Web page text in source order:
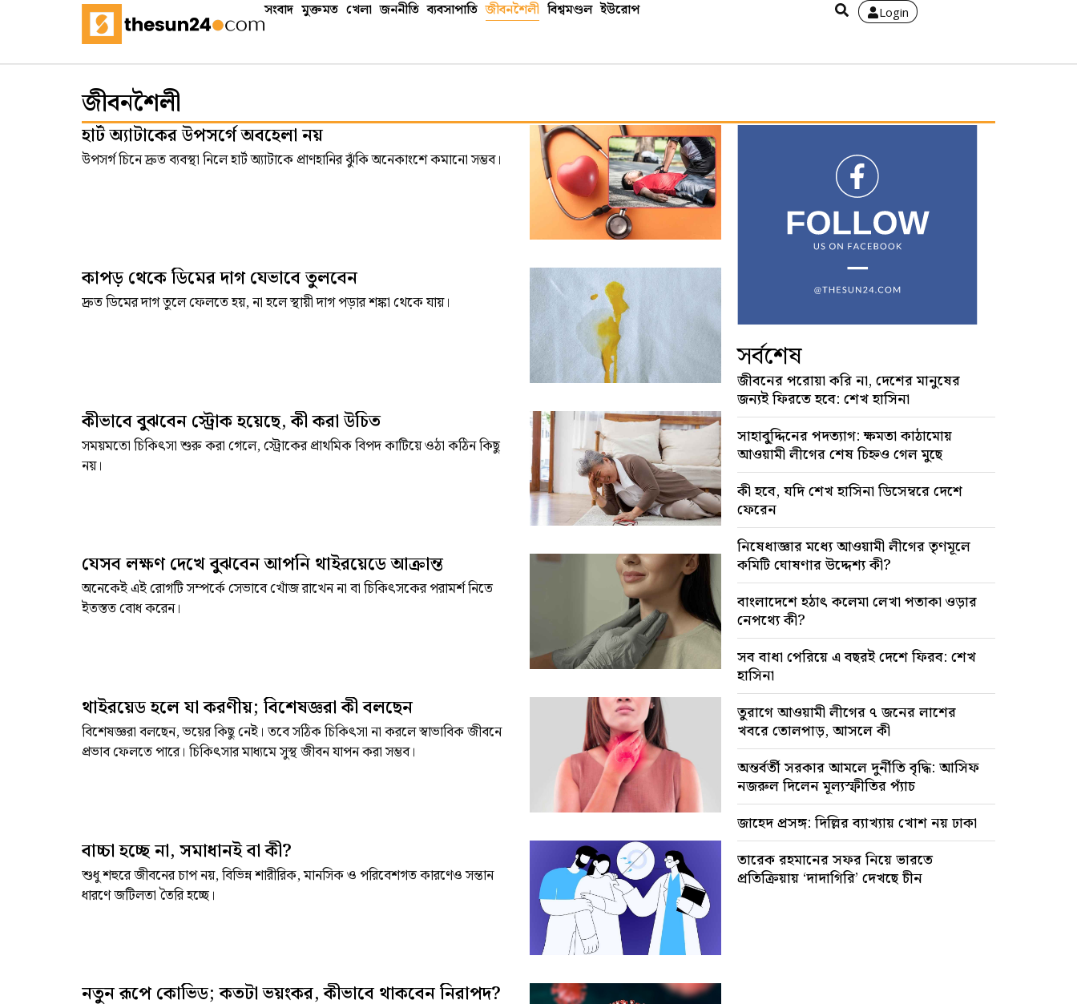
সংবাদ মুক্তমত খেলা জননীতি ব্যবসাপাতি জীবনশৈলী বিশ্বমণ্ডল ইউরোপ Login
জীবনশৈলী
হার্ট অ্যাটাকের উপসর্গে অবহেলা নয়
উপসর্গ চিনে দ্রুত ব্যবস্থা নিলে হার্ট অ্যাটাকে প্রাণহানির ঝুঁকি অনেকাংশে কমানো সম্ভব।
কাপড় থেকে ডিমের দাগ যেভাবে তুলবেন
দ্রুত ডিমের দাগ তুলে ফেলতে হয়, না হলে স্থায়ী দাগ পড়ার শঙ্কা থেকে যায়।
কীভাবে বুঝবেন স্ট্রোক হয়েছে, কী করা উচিত
সময়মতো চিকিৎসা শুরু করা গেলে, স্ট্রোকের প্রাথমিক বিপদ কাটিয়ে ওঠা কঠিন কিছু
নয়।
যেসব লক্ষণ দেখে বুঝবেন আপনি থাইরয়েডে আক্রান্ত
অনেকেই এই রোগটি সম্পর্কে সেভাবে খোঁজ রাখেন না বা চিকিৎসকের পরামর্শ নিতে
ইতস্তত বোধ করেন।
থাইরয়েড হলে যা করণীয়; বিশেষজ্ঞরা কী বলছেন
বিশেষজ্ঞরা বলছেন, ভয়ের কিছু নেই। তবে সঠিক চিকিৎসা না করলে স্বাভাবিক জীবনে
প্রভাব ফেলতে পারে। চিকিৎসার মাধ্যমে সুস্থ জীবন যাপন করা সম্ভব।
বাচ্চা হচ্ছে না, সমাধানই বা কী?
শুধু শহুরে জীবনের চাপ নয়, বিভিন্ন শারীরিক, মানসিক ও পরিবেশগত কারণেও সন্তান
ধারণে জটিলতা তৈরি হচ্ছে।
নতুন রূপে কোভিড; কতটা ভয়ংকর, কীভাবে থাকবেন নিরাপদ?
সর্বশেষ
জীবনের পরোয়া করি না, দেশের মানুষের
জন্যই ফিরতে হবে: শেখ হাসিনা
সাহাবু্দ্দিনের পদত্যাগ: ক্ষমতা কাঠামোয়
আওয়ামী লীগের শেষ চিহ্নও গেল মুছে
কী হবে, যদি শেখ হাসিনা ডিসেম্বরে দেশে
ফেরেন
নিষেধাজ্ঞার মধ্যে আওয়ামী লীগের তৃণমূলে
কমিটি ঘোষণার উদ্দেশ্য কী?
বাংলাদেশে হঠাৎ কলেমা লেখা পতাকা ওড়ার
নেপথ্যে কী?
সব বাধা পেরিয়ে এ বছরই দেশে ফিরব: শেখ
হাসিনা
তুরাগে আওয়ামী লীগের ৭ জনের লাশের
খবরে তোলপাড়, আসলে কী
অন্তর্বর্তী সরকার আমলে দুর্নীতি বৃদ্ধি: আসিফ
নজরুল দিলেন মূল্যস্ফীতির প্যাঁচ
জাহেদ প্রসঙ্গ: দিল্লির ব্যাখ্যায় খোশ নয় ঢাকা
তারেক রহমানের সফর নিয়ে ভারতে
প্রতিক্রিয়ায় ‘দাদাগিরি’ দেখছে চীন